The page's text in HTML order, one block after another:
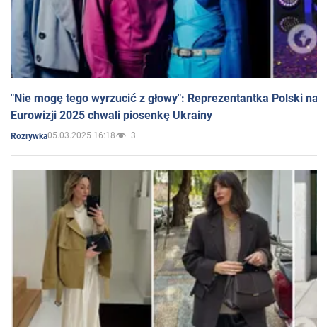
"Nie mogę tego wyrzucić z głowy": Reprezentantka Polski
Eurowizji 2025 chwali piosenkę Ukrainy
Rozrywka05.03.2025 16:18 3